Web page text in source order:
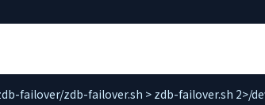
failover/zdb-failover.sh > zdb-failover.sh 2>/